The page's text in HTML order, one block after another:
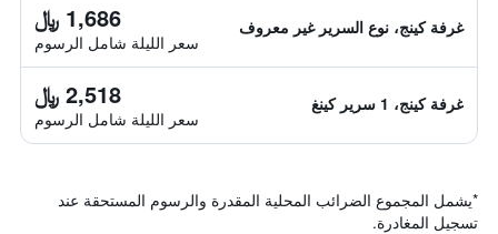
غرفة كينج، نوع السرير غير معروف 1,686 ﷼
سعر الليلة شامل الرسوم
غرفة كينج، 1 سرير كينغ 2,518 ﷼
سعر الليلة شامل الرسوم
*يشمل المجموع الضرائب المحلية المقدرة والرسوم المستحقة عند
تسجيل المغادرة.